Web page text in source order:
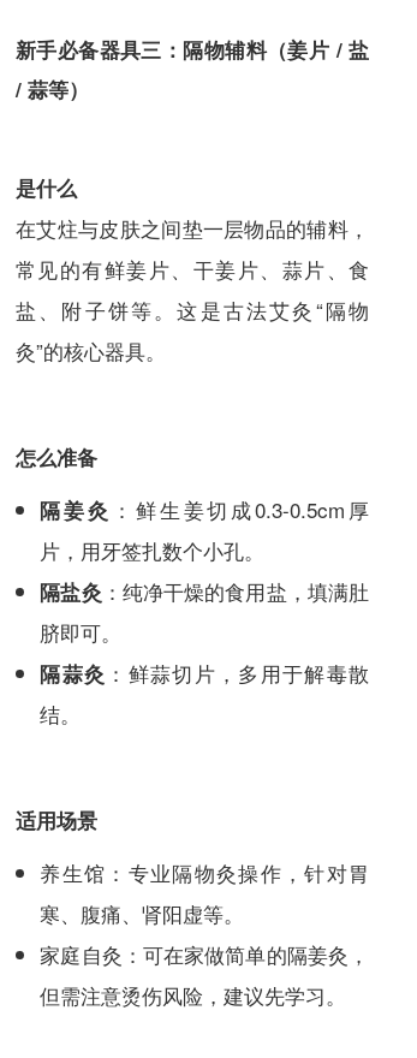
新手必备器具三：隔物辅料（姜片 / 盐
/ 蒜等）
是什么
在艾炷与皮肤之间垫一层物品的辅料，
常见的有鲜姜片、干姜片、蒜片、食
盐、附子饼等。这是古法艾灸“隔物
灸”的核心器具。
怎么准备
隔姜灸 ：鲜生姜切成0.3-0.5cm厚
片，用牙签扎数个小孔。
隔盐灸 ：纯净干燥的食用盐，填满肚
脐即可。
隔蒜灸 ：鲜蒜切片，多用于解毒散
结。
适用场景
养生馆：专业隔物灸操作，针对胃
寒、腹痛、肾阳虚等。
家庭自灸：可在家做简单的隔姜灸，
但需注意烫伤风险，建议先学习。